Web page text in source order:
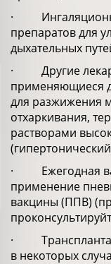
·
препаратов для
дыхательных
· Другие
применяющиеся
для разжижения
отхаркивания,
растворами
· Ежегодная
применение
вакцины (ППВ)
·
в некоторых